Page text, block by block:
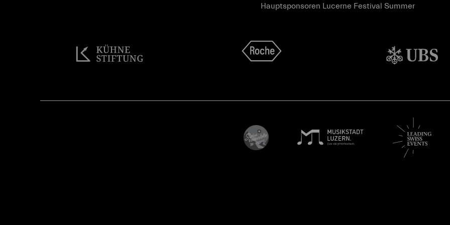
Hauptsponsoren Lucerne Festival Summer